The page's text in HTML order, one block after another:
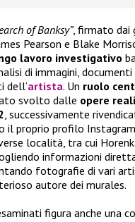
of Banksy”, firmato dai
Pearson e Blake
lavoro investigativo
di immagini,
dell’artista. Un ruolo
svolto dalle opere
, successivamente
il proprio profilo
località, tra cui
informazioni
fotografie di vari
autore dei murales.
figura anche una